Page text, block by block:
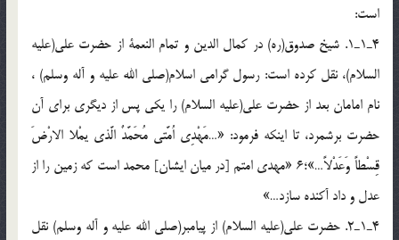
است:
4ـ1ـ1. شيخ صدوق(ره) در كمال الدين و تمام النعمة از حضرت علي(عليه
السلام)، نقل كرده است: رسول گرامي اسلام(صلي الله عليه و آله وسلم) ،
نام امامان بعد از حضرت علي(عليه السلام) را يكي پس از ديگري براي آن
حضرت برشمرد، تا اينكه فرمود: «…مَهْدِي اُمَّتي مُحَمَّدٌ الَّذي يمْلا الارْضَ
قِسْطاً وَعَدْلاً…»؛6 «مهدي امتم [در ميان ايشان] محمد است كه زمين را از
عدل و داد آكنده سازد…»
4ـ1ـ2. حضرت علي(عليه السلام) از پيامبر(صلي الله عليه و آله وسلم) نقل